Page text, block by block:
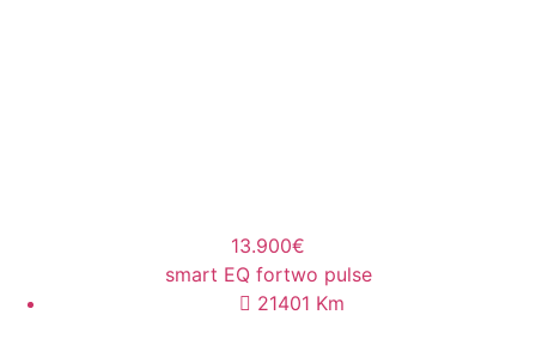
13.900€
smart EQ fortwo pulse
21401 Km